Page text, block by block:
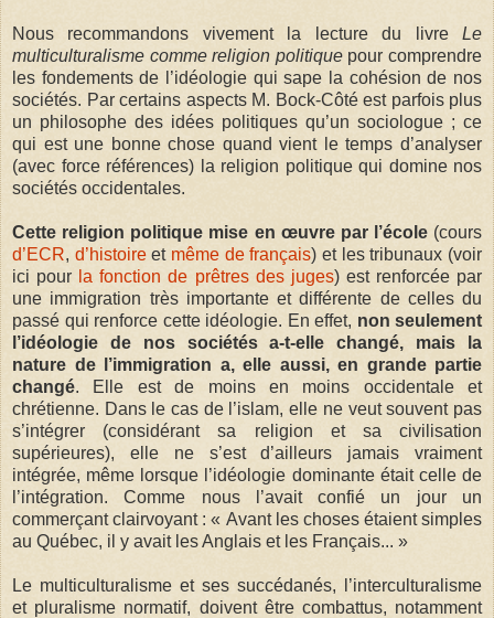
Nous recommandons vivement la lecture du livre Le
multiculturalisme comme religion politiquepour comprendre
les fondements de l’idéologie qui sape la cohésion de nos
sociétés. Par certains aspects M. Bock-Côté est parfois plus
un philosophe des idées politiques qu’un sociologue ; ce
qui est une bonne chose quand vient le temps d’analyser
(avec force références) la religion politique qui domine nos
sociétés occidentales.
Cette religion politique mise en œuvre par l’école(cours
d’ECR, d’histoireet même de français) et les tribunaux (voir
ici pour la fonction de prêtres des juges) est renforcée par
une immigration très importante et différente de celles du
passé qui renforce cette idéologie. En effet, non seulement
l’idéologie de nos sociétés a-t-elle changé, mais la
nature de l’immigration a, elle aussi, en grande partie
changé. Elle est de moins en moins occidentale et
chrétienne. Dans le cas de l’islam, elle ne veut souvent pas
s’intégrer (considérant sa religion et sa civilisation
supérieures), elle ne s’est d’ailleurs jamais vraiment
intégrée, même lorsque l’idéologie dominante était celle de
l’intégration. Comme nous l’avait confié un jour un
commerçant clairvoyant : « Avant les choses étaient simples
au Québec, il y avait les Anglais et les Français... »
Le multiculturalisme et ses succédanés, l’interculturalisme
et pluralisme normatif, doivent être combattus, notamment